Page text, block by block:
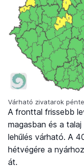
Várható zivatarok
A fronttal frissebb
magasban és a
lehűlés várható. A
hétvégére a
át.